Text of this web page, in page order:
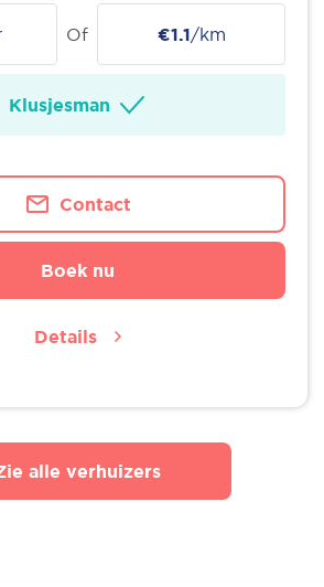
Of €1.1/km
Klusjesman
Contact
Boek nu
Details
alle verhuizers